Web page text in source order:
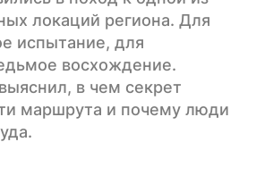
локаций региона. Для
испытание, для
восхождение.
в чем секрет
маршрута и почему люди